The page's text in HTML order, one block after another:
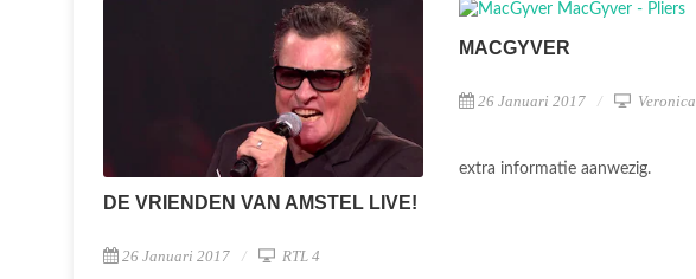
DE VRIENDEN VAN AMSTEL LIVE!
26 Januari 2017 RTL 4
MACGYVER
26 Januari 2017 Veronica
extra informatie aanwezig.